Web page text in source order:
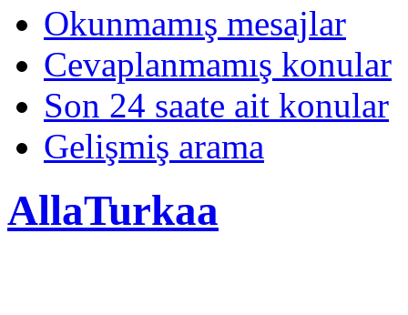
Okunmamış mesajlar
Cevaplanmamış konular
Son 24 saate ait konular
Gelişmiş arama
AllaTurkaa